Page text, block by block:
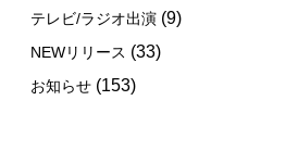
テレビ/ラジオ出演 (9)
NEWリリース (33)
お知らせ (153)